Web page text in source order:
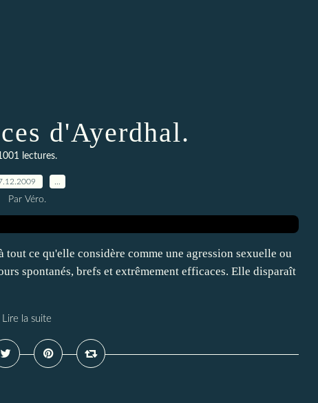
d'Ayerdhal.
lectures.
Par Véro.
tout ce qu'elle considère comme une agression sexuelle ou
spontanés, brefs et extrêmement efficaces. Elle disparaît
Lire la suite